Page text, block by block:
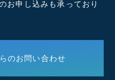
お申し込みも承っており
のお問い合わせ